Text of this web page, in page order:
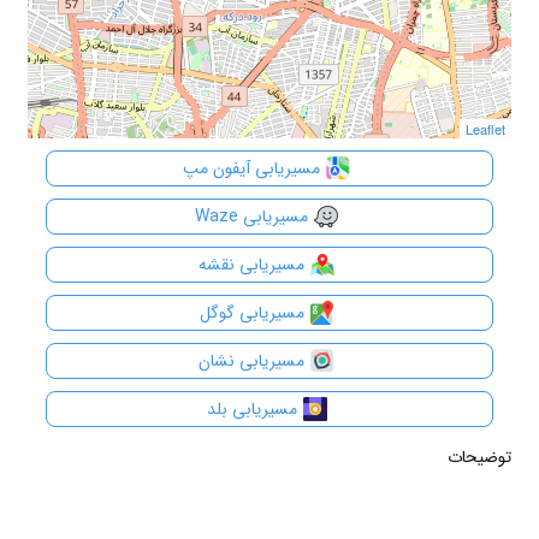
Leaflet
Leaflet
مسیریابی آیفون مپ
مسیریابی Waze
مسیریابی نقشه
مسیریابی گوگل
مسیریابی نشان
مسیریابی بلد
توضیحات